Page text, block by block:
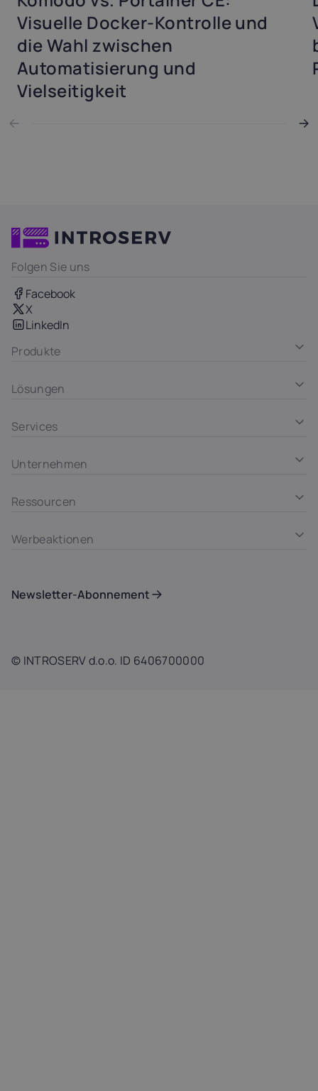
Visuelle Docker-Kontrolle und
die Wahl zwischen
Automatisierung und
Vielseitigkeit
Folgen Sie uns
Facebook
X
LinkedIn
Produkte
Lösungen
Services
Unternehmen
Ressourcen
Werbeaktionen
Newsletter-Abonnement
© INTROSERV d.o.o. ID 6406700000